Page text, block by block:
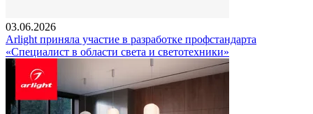
03.06.2026
Arlight приняла участие в разработке профстандарта
«Специалист в области света и светотехники»